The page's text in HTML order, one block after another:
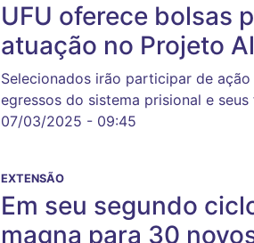
UFU oferece bolsas
atuação no Projeto
Selecionados irão participar de
egressos do sistema prisional e seus
07/03/2025 - 09:45
EXTENSÃO
Em seu segundo
magna para 30